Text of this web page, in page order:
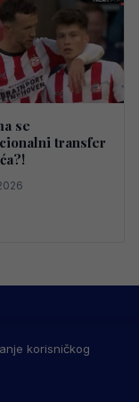
se
transfer
KORIŠTENJA
korisničkog